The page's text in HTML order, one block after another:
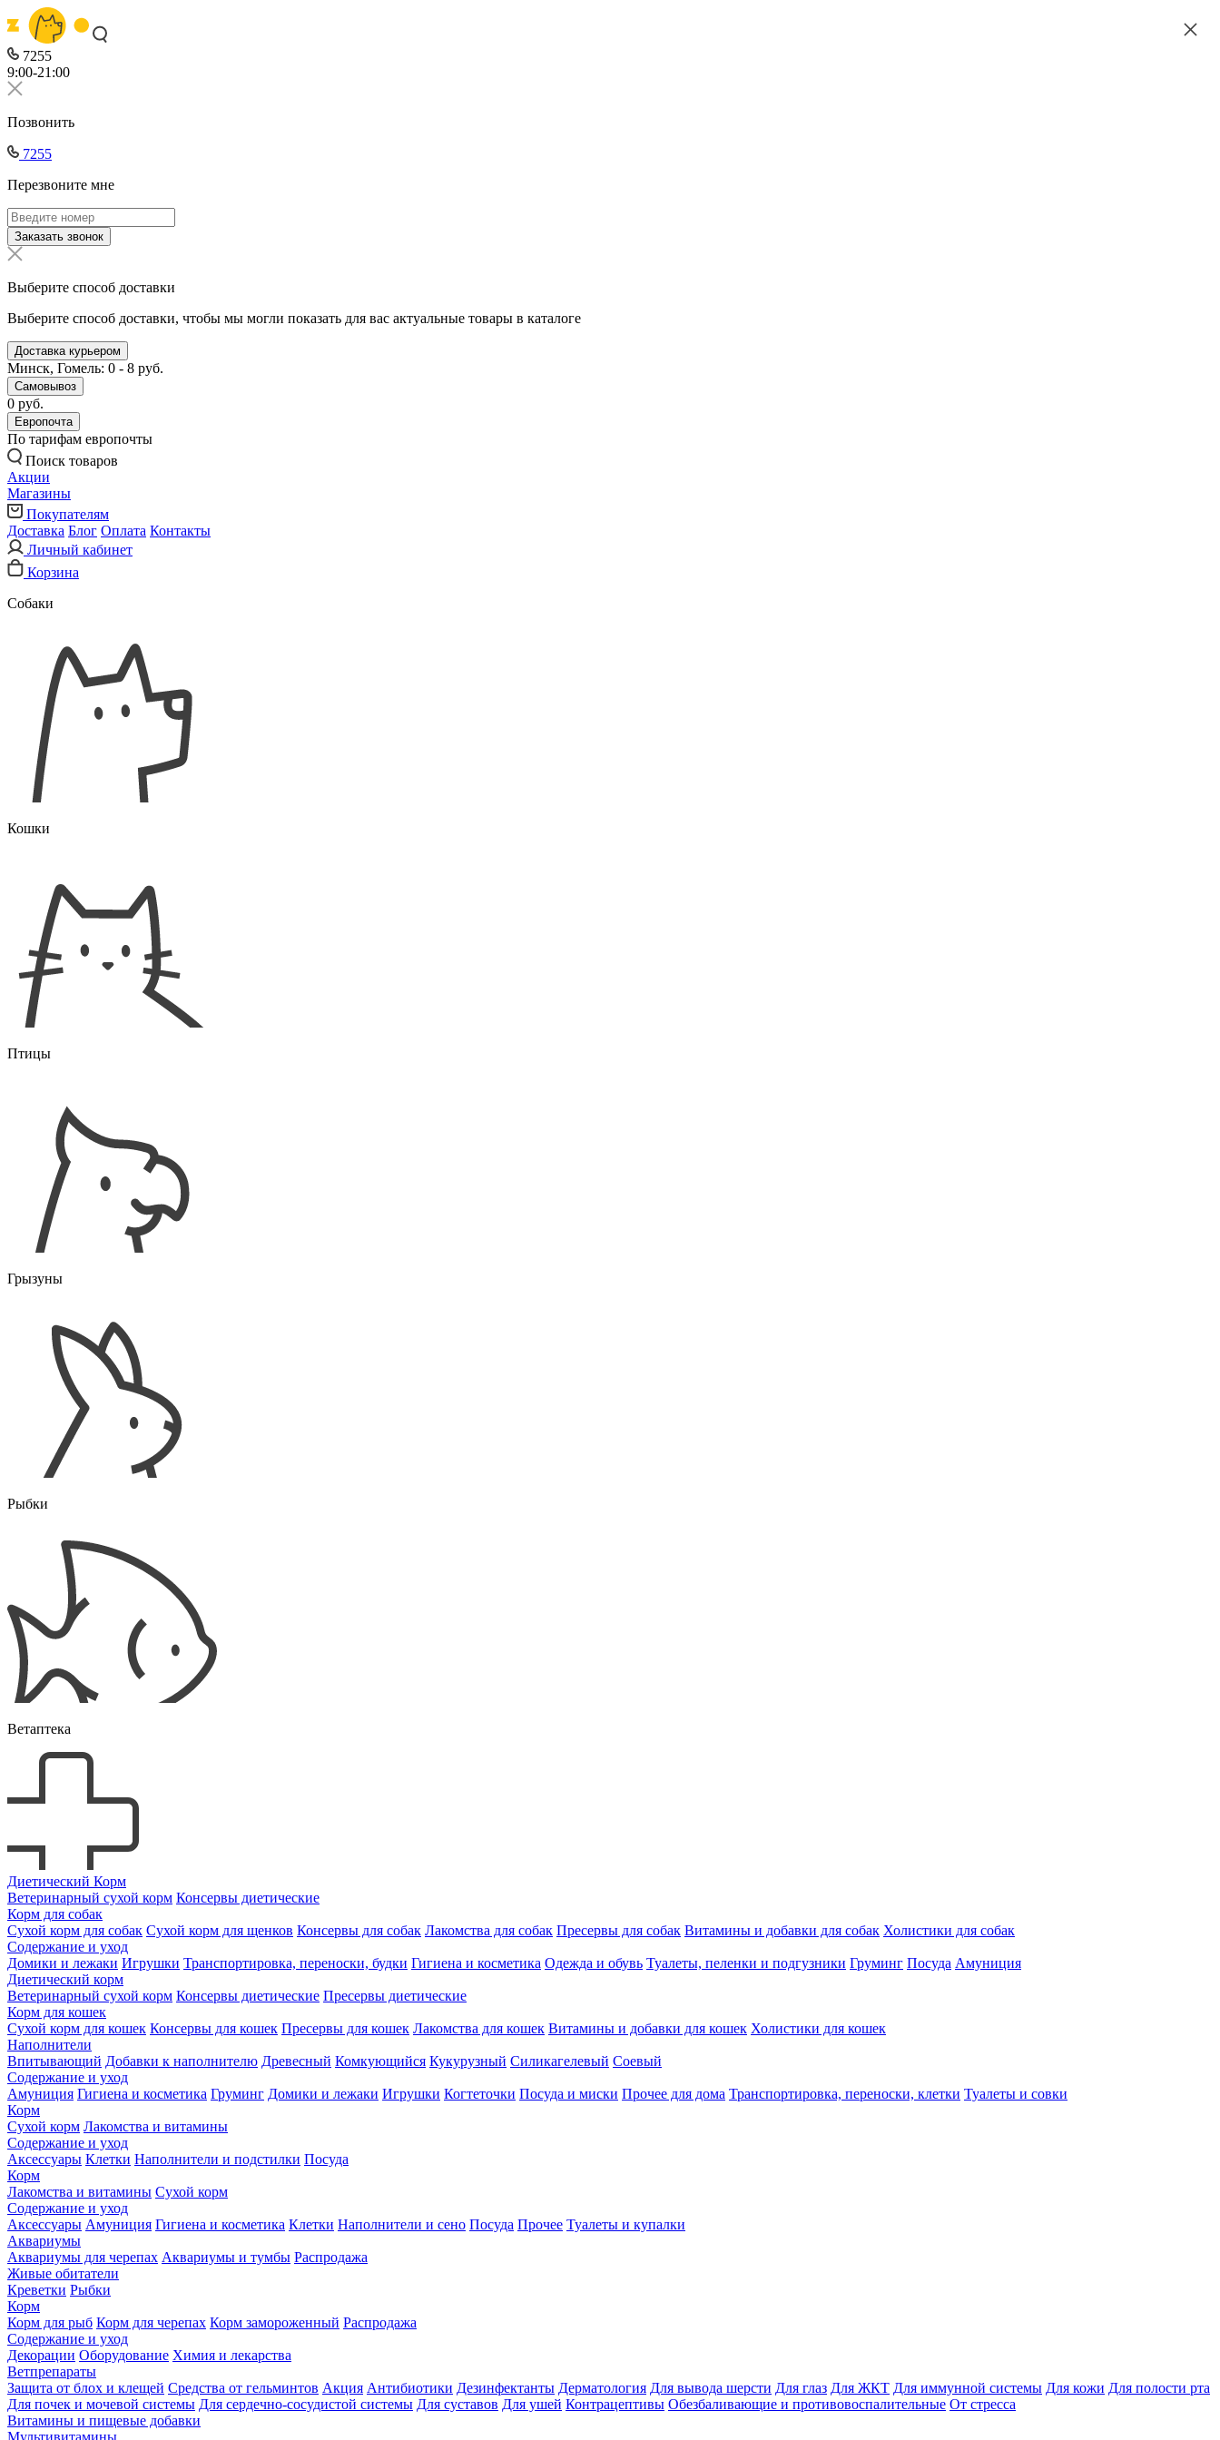
7255
9:00-21:00
Позвонить
7255
Перезвоните мне
Заказать звонок
Выберите способ доставки
Выберите способ доставки, чтобы мы могли показать для вас актуальные товары в каталоге
Доставка курьером
Минск, Гомель: 0 - 8 руб.
Самовывоз
0 руб.
Европочта
По тарифам европочты
Поиск товаров
Акции
Магазины
Покупателям
Доставка Блог Оплата Контакты
Личный кабинет
Корзина
Собаки
Кошки
Птицы
Грызуны
Рыбки
Ветаптека
Диетический Корм
Ветеринарный сухой корм Консервы диетические
Корм для собак
Сухой корм для собак Сухой корм для щенков Консервы для собак Лакомства для собак Пресервы для собак Витамины и добавки для собак Холистики для собак
Содержание и уход
Домики и лежаки Игрушки Транспортировка, переноски, будки Гигиена и косметика Одежда и обувь Туалеты, пеленки и подгузники Груминг Посуда Амуниция
Диетический корм
Ветеринарный сухой корм Консервы диетические Пресервы диетические
Корм для кошек
Сухой корм для кошек Консервы для кошек Пресервы для кошек Лакомства для кошек Витамины и добавки для кошек Холистики для кошек
Наполнители
Впитывающий Добавки к наполнителю Древесный Комкующийся Кукурузный Силикагелевый Соевый
Содержание и уход
Амуниция Гигиена и косметика Груминг Домики и лежаки Игрушки Когтеточки Посуда и миски Прочее для дома Транспортировка, переноски, клетки Туалеты и совки
Корм
Сухой корм Лакомства и витамины
Содержание и уход
Аксессуары Клетки Наполнители и подстилки Посуда
Корм
Лакомства и витамины Сухой корм
Содержание и уход
Аксессуары Амуниция Гигиена и косметика Клетки Наполнители и сено Посуда Прочее Туалеты и купалки
Аквариумы
Аквариумы для черепах Аквариумы и тумбы Распродажа
Живые обитатели
Креветки Рыбки
Корм
Корм для рыб Корм для черепах Корм замороженный Распродажа
Содержание и уход
Декорации Оборудование Химия и лекарства
Ветпрепараты
Защита от блох и клещей Средства от гельминтов Акция Антибиотики Дезинфектанты Дерматология Для вывода шерсти Для глаз Для ЖКТ Для иммунной системы Для кожи Для полости рта
Для почек и мочевой системы Для сердечно-сосудистой системы Для суставов Для ушей Контрацептивы Обезбаливающие и противовоспалительные От стресса
Витамины и пищевые добавки
Мультивитамины